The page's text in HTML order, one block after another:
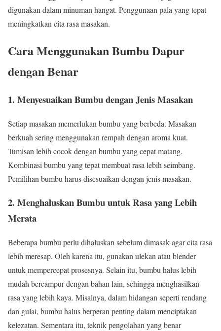
digunakan dalam minuman hangat. Penggunaan pala yang tepat
meningkatkan cita rasa masakan.
Cara Menggunakan Bumbu Dapur
dengan Benar
1. Menyesuaikan Bumbu dengan Jenis Masakan
Setiap masakan memerlukan bumbu yang berbeda. Masakan
berkuah sering menggunakan rempah dengan aroma kuat.
Tumisan lebih cocok dengan bumbu yang cepat matang.
Kombinasi bumbu yang tepat membuat rasa lebih seimbang.
Pemilihan bumbu harus disesuaikan dengan jenis masakan.
2. Menghaluskan Bumbu untuk Rasa yang Lebih
Merata
Beberapa bumbu perlu dihaluskan sebelum dimasak agar cita rasa
lebih meresap. Oleh karena itu, gunakan ulekan atau blender
untuk mempercepat prosesnya. Selain itu, bumbu halus lebih
mudah bercampur dengan bahan lain, sehingga menghasilkan
rasa yang lebih kaya. Misalnya, dalam hidangan seperti rendang
dan gulai, bumbu halus berperan penting dalam menciptakan
kelezatan. Sementara itu, teknik pengolahan yang benar